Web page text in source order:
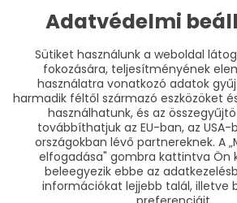
teljesítményfelvétel: 20 W
Gyártó: Dr. K. Hönle
Németország
4 év garancia minden
reklamáció esetén gyors
Tanúsítás: CE 0123
Adatvédelmi
Sütiket használunk a weboldal
fokozására, teljesítményének
használatra vonatkozó adatok
harmadik féltől származó eszközöket
használhatunk, és az
továbbíthatjuk az EU-ban, az
országokban lévő partnereknek. A
elfogadása" gombra kattintva Ön
beleegyezik ebbe az
információkat lejjebb talál, illetve